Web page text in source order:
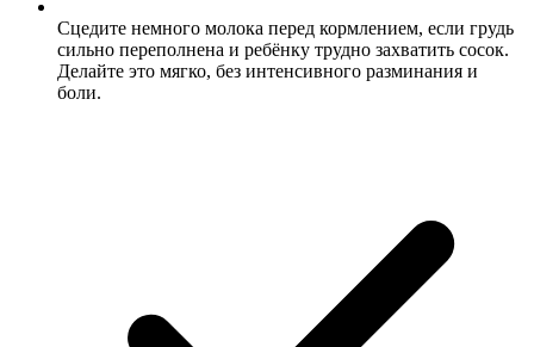
Сцедите немного молока перед кормлением, если грудь
сильно переполнена и ребёнку трудно захватить сосок.
Делайте это мягко, без интенсивного разминания и
боли.